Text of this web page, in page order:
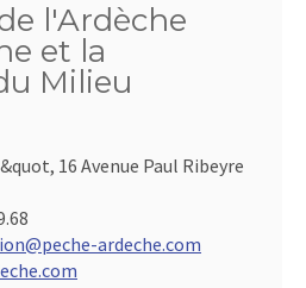
l'Ardèche
et la
Milieu
16 Avenue Paul Ribeyre
ardeche.com